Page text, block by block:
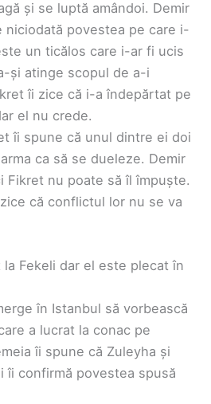
și se luptă amândoi. Demir
niciodată povestea pe care i-
un ticălos care i-ar fi ucis
și atinge scopul de a-i
îi zice că i-a îndepărtat pe
el nu crede.
îi spune că unul dintre ei doi
ca să se dueleze. Demir
Fikret nu poate să îl împuște.
că conflictul lor nu se va
Fekeli dar el este plecat în
în Istanbul să vorbească
a lucrat la conac pe
îi spune că Zuleyha și
îi confirmă povestea spusă